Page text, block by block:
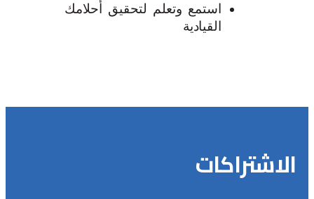
استمع وتعلم لتحقيق أحلامك
القيادية
الاشتراكات